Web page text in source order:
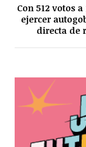
Con 512 votos
ejercer
directa de